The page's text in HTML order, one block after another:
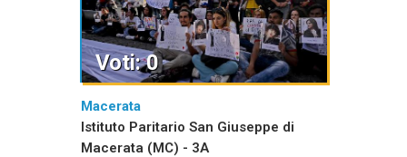
Macerata
Istituto Paritario San Giuseppe di
Macerata (MC) - 3A
Voti: 0